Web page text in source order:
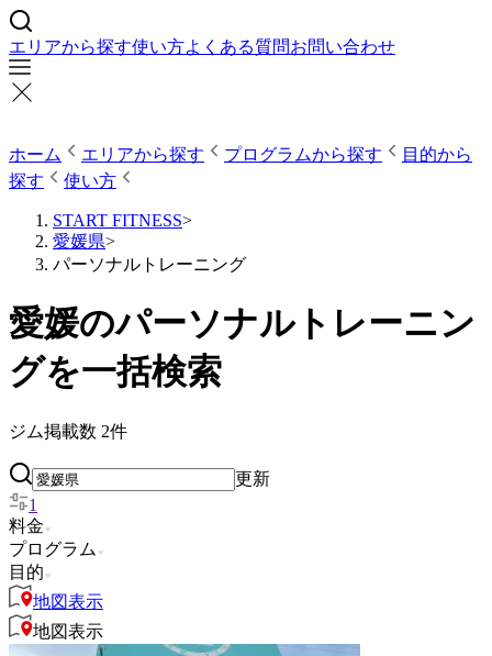
エリアから探す使い方よくある質問お問い合わせ
ホーム エリアから探す プログラムから探す
目的から
探す
使い方
START FITNESS>
愛媛県>
パーソナルトレーニング
愛媛のパーソナルトレーニン
グを一括検索
ジム掲載数 2件
更新
1
料金
プログラム
目的
地図表示
地図表示